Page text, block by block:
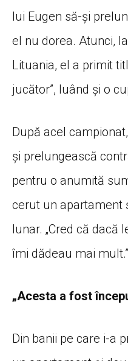
lui Eugen să-și
el nu dorea. Atunci,
Lituania, el a primit
jucător”, luând și o
După acel
și prelungească
pentru o anumită
cerut un apartament
lunar. „Cred că dacă
îmi dădeau mai mult.”
„Acesta a fost
Din banii pe care i-a